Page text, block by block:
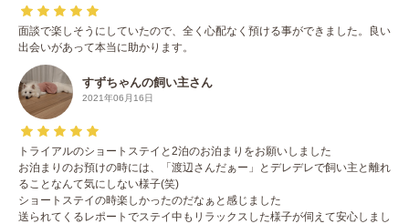
面談で楽しそうにしていたので、全く心配なく預ける事ができました。良い
出会いがあって本当に助かります。
すずちゃんの飼い主さん
2021年06月16日
トライアルのショートステイと2泊のお泊まりをお願いしました
お泊まりのお預けの時には、「渡辺さんだぁー」とデレデレで飼い主と離れ
ることなんて気にしない様子(笑)
ショートステイの時楽しかったのだなぁと感じました
送られてくるレポートでステイ中もリラックスした様子が伺えて安心しまし